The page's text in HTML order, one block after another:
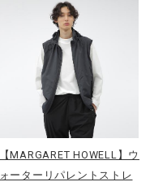
【MARGARET HOWELL】ウ
ォーターリパレントストレ